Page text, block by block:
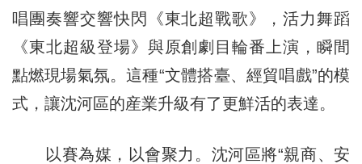
唱團奏響交響快閃《東北超戰歌》，活力舞蹈
《東北超級登場》與原創劇目輪番上演，瞬間
點燃現場氣氛。這種“文體搭臺、經貿唱戲”的模
式，讓沈河區的産業升級有了更鮮活的表達。
以賽為媒，以會聚力。沈河區將“親商、安